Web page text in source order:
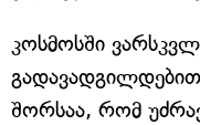
კოსმოსში
შორსაა, რომ